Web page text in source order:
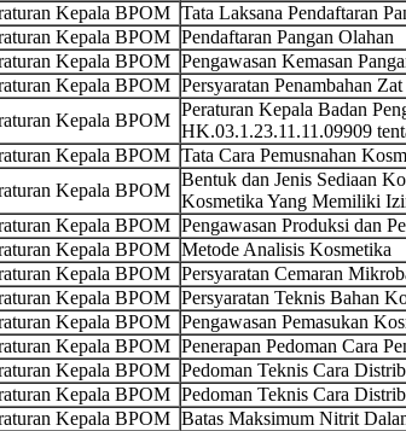
Kepala BPOM Tata Laksana Pendaftaran
Kepala BPOM Pendaftaran Pangan Olahan
Kepala BPOM Pengawasan Kemasan
Kepala BPOM Persyaratan Penambahan
Kepala BPOM
Peraturan Kepala Badan
HK.03.1.23.11.11.09909
Kepala BPOM Tata Cara Pemusnahan
Kepala BPOM
Bentuk dan Jenis Sediaan
Kosmetika Yang Memiliki
Kepala BPOM Pengawasan Produksi dan
Kepala BPOM Metode Analisis Kosmetika
Kepala BPOM Persyaratan Cemaran
Kepala BPOM Persyaratan Teknis Bahan
Kepala BPOM Pengawasan Pemasukan
Kepala BPOM Penerapan Pedoman Cara
Kepala BPOM Pedoman Teknis Cara
Kepala BPOM Pedoman Teknis Cara
Kepala BPOM Batas Maksimum Nitrit